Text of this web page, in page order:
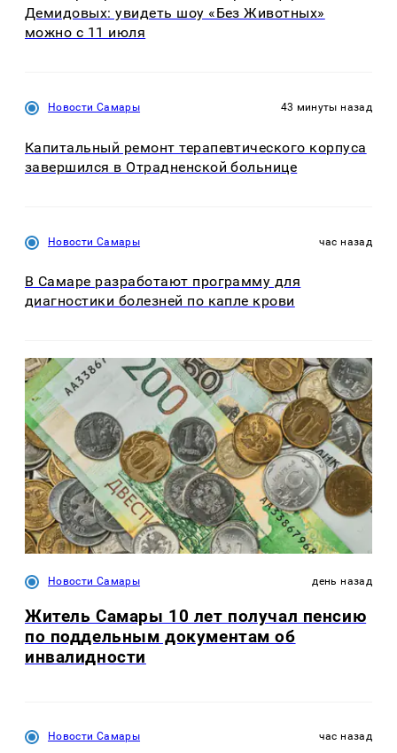
Демидовых: увидеть шоу «Без Животных»
можно с 11 июля
Новости Самары 43 минуты назад
Капитальный ремонт терапевтического корпуса
завершился в Отрадненской больнице
Новости Самары час назад
В Самаре разработают программу для
диагностики болезней по капле крови
Новости Самары день назад
Житель Самары 10 лет получал пенсию
по поддельным документам об
инвалидности
Новости Самары час назад